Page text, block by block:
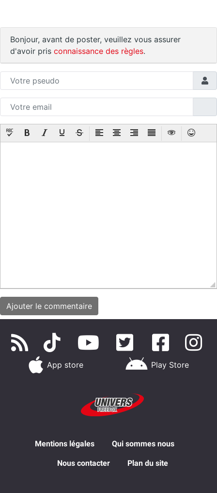
Bonjour, avant de poster, veuillez vous assurer
d'avoir pris connaissance des règles.
App store Play Store
Mentions légales Qui sommes nous
Nous contacter Plan du site